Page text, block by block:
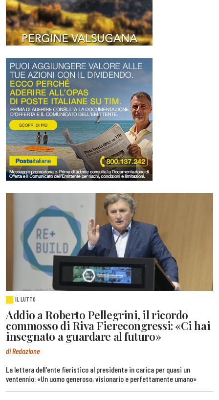
IL LUTTO
Addio a Roberto Pellegrini, il ricordo
commosso di Riva Fierecongressi: «Ci hai
insegnato a guardare al futuro»
di Redazione
La lettera dell'ente fieristico al presidente in carica per quasi un
ventennio: «Un uomo generoso, visionario e perfettamente umano»